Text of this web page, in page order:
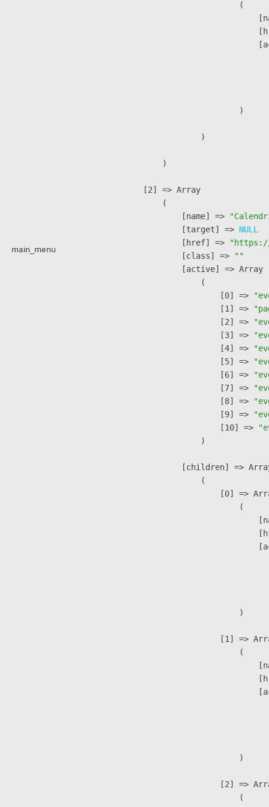
main_menu
                        (
                        )
                )
        )
    [2] => Array
        (
            [name] =>
            [target] =>
NULL
            [href] =>
            [class] =>
""
            [active] => Array
                (
                    [0] =>
                    [1] =>
                    [2] =>
                    [3] =>
                    [4] =>
                    [5] =>
                    [6] =>
                    [7] =>
                    [8] =>
                    [9] =>
                    [10] =>
                )
[children] =>
                (
[0] =>
                        (
                        )
[1] =>
                        (
                        )
[2] =>
                        (